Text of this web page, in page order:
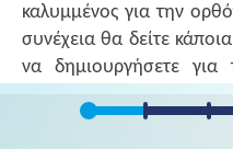
καλυμμένος για την
συνέχεια θα δείτε
να δημιουργήσετε για